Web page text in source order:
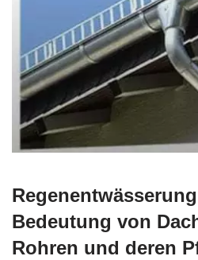
Bedeutung von
Rohren und deren